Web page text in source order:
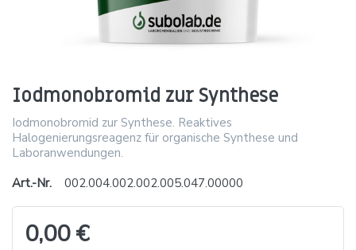
Iodmonobromid zur Synthese
Iodmonobromid zur Synthese. Reaktives
Halogenierungsreagenz für organische Synthese und
Laboranwendungen.
Art.-Nr.
002.004.002.002.005.047.00000
0,00 €